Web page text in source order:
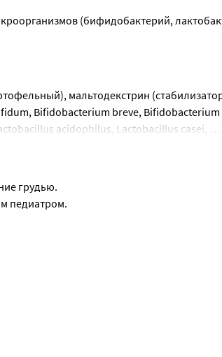
(бифидобактерий,
мальтодекстрин
Bifidobacterium breve,
acidophilus, Lactobacillus casei,
капсулы (желатин, краситель (диоксид
грудью.
педиатром.